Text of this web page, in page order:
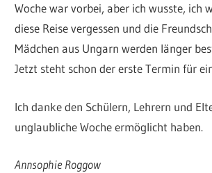
Woche war vorbei, aber ich wusste, ich
diese Reise vergessen und die
Mädchen aus Ungarn werden länger
Jetzt steht schon der erste Termin für
Ich danke den Schülern, Lehrern und
unglaubliche Woche ermöglicht haben.
Annsophie Roggow